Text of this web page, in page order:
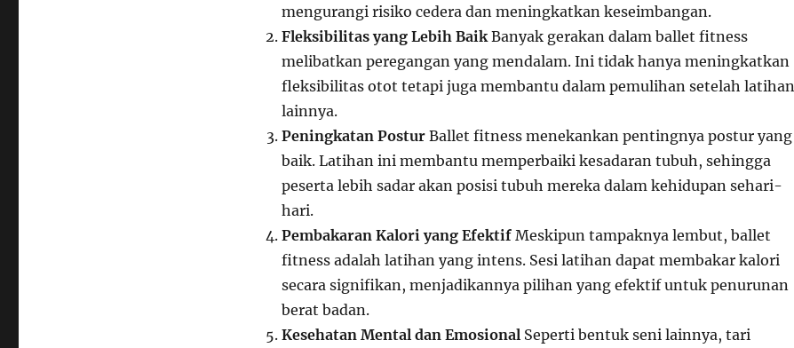
mengurangi risiko cedera dan meningkatkan keseimbangan.
Fleksibilitas yang Lebih BaikBanyak gerakan dalam ballet fitness
melibatkan peregangan yang mendalam. Ini tidak hanya meningkatkan
fleksibilitas otot tetapi juga membantu dalam pemulihan setelah latihan
lainnya.
Peningkatan PosturBallet fitness menekankan pentingnya postur yang
baik. Latihan ini membantu memperbaiki kesadaran tubuh, sehingga
peserta lebih sadar akan posisi tubuh mereka dalam kehidupan sehari-
hari.
Pembakaran Kalori yang EfektifMeskipun tampaknya lembut, ballet
fitness adalah latihan yang intens. Sesi latihan dapat membakar kalori
secara signifikan, menjadikannya pilihan yang efektif untuk penurunan
berat badan.
Kesehatan Mental dan Emosional Seperti bentuk seni lainnya, tari